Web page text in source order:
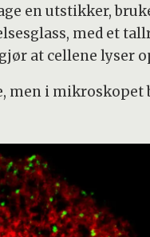
en utstikker,
med et
at cellene lyser
men i